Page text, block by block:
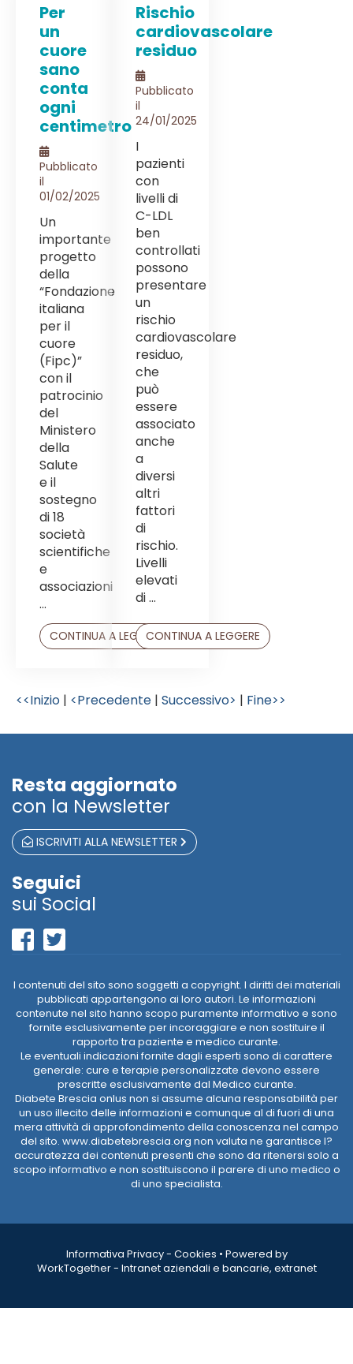
Per
un
cuore
sano
conta
ogni
centimetro
Pubblicato
il
01/02/2025
Un
importante
progetto
della
“Fondazione
italiana
per il
cuore
(Fipc)”
con il
patrocinio
del
Ministero
della
Salute
e il
sostegno
di 18
società
scientifiche
e
associazioni
...
CONTINUA A LEGGERE
Rischio
cardiovascolare
residuo
Pubblicato
il
24/01/2025
I
pazienti
con
livelli di
C-LDL
ben
controllati
possono
presentare
un
rischio
cardiovascolare
residuo,
che
può
essere
associato
anche
a
diversi
altri
fattori
di
rischio.
Livelli
elevati
di ...
CONTINUA A LEGGERE
<<Inizio | <Precedente | Successivo> | Fine>>
Resta aggiornato
con la Newsletter
ISCRIVITI ALLA NEWSLETTER
Seguici
sui Social
I contenuti del sito sono soggetti a copyright. I diritti dei materiali
pubblicati appartengono ai loro autori. Le informazioni
contenute nel sito hanno scopo puramente informativo e sono
fornite esclusivamente per incoraggiare e non sostituire il
rapporto tra paziente e medico curante.
Le eventuali indicazioni fornite dagli esperti sono di carattere
generale: cure e terapie personalizzate devono essere
prescritte esclusivamente dal Medico curante.
Diabete Brescia onlus non si assume alcuna responsabilità per
un uso illecito delle informazioni e comunque al di fuori di una
mera attività di approfondimento della conoscenza nel campo
del sito. www.diabetebrescia.org non valuta ne garantisce l?
accuratezza dei contenuti presenti che sono da ritenersi solo a
scopo informativo e non sostituiscono il parere di uno medico o
di uno specialista.
Informativa Privacy- Cookies • Powered by
WorkTogether - Intranet aziendali e bancarie, extranet